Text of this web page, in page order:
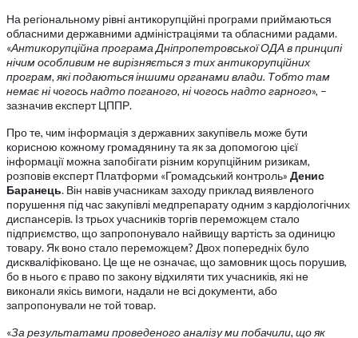
На регіональному рівні антикорупційні програми приймаються
обласними державними адміністраціями та обласними радами.
«Антикорупційна програма Дніпропетровської ОДА в принципі
нічим особливим не вирізняється з тих антикорупційних
програм, які подаються іншими органами влади. Тобто там
немає ні чогось надто поганого, ні чогось надто гарного», –
зазначив експерт ЦППР.
Про те, чим інформація з державних закупівель може бути
корисною кожному громадянину та як за допомогою цієї
інформації можна запобігати різним корупційним ризикам,
розповів експерт Платформи «Громадський контроль» Денис
Баранець. Він навів учасникам заходу приклад виявленого
порушення під час закупівлі медпрепарату одним з кардіологічних
диспансерів. Із трьох учасників торгів переможцем стало
підприємство, що запропонувало найвищу вартість за одиницю
товару. Як воно стало переможцем? Двох попередніх було
дискваліфіковано. Це ще не означає, що замовник щось порушив,
бо в нього є право по закону відхиляти тих учасників, які не
виконали якісь вимоги, надали не всі документи, або
запропонували не той товар.
«За результатами проведеного аналізу ми побачили, що як